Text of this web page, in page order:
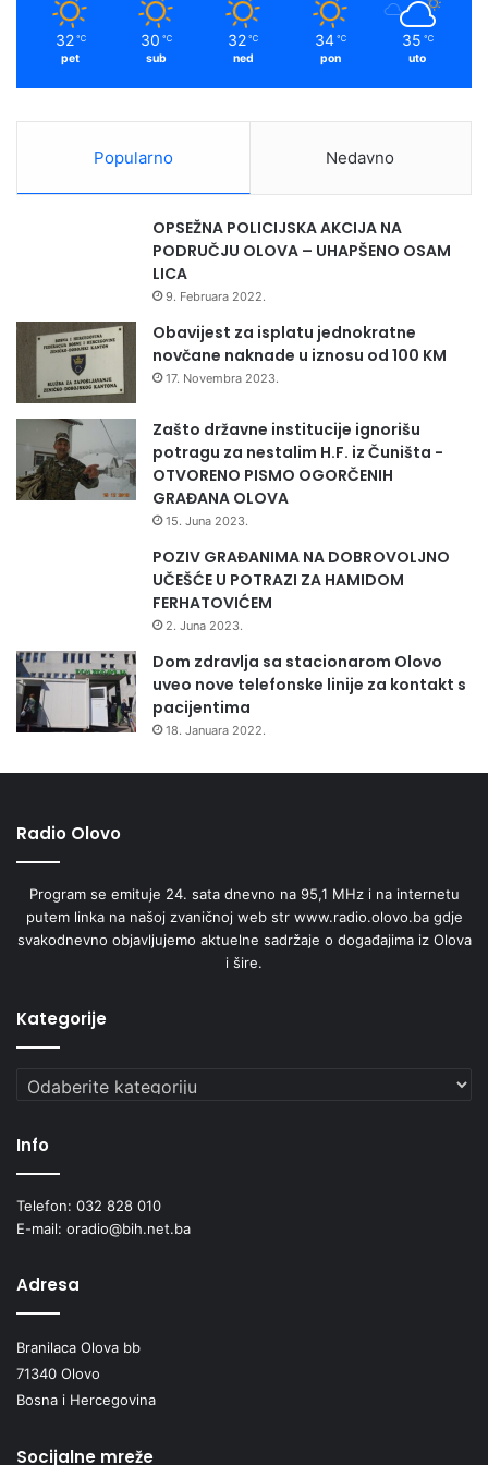
32 ℃
pet
30 ℃
sub
32 ℃
ned
34 ℃
pon
35 ℃
uto
Popularno Nedavno
OPSEŽNA POLICIJSKA AKCIJA NA
PODRUČJU OLOVA – UHAPŠENO OSAM
LICA
9. Februara 2022.
Obavijest za isplatu jednokratne
novčane naknade u iznosu od 100 KM
17. Novembra 2023.
Zašto državne institucije ignorišu
potragu za nestalim H.F. iz Čuništa -
OTVORENO PISMO OGORČENIH
GRAĐANA OLOVA
15. Juna 2023.
POZIV GRAĐANIMA NA DOBROVOLJNO
UČEŠĆE U POTRAZI ZA HAMIDOM
FERHATOVIĆEM
2. Juna 2023.
Dom zdravlja sa stacionarom Olovo
uveo nove telefonske linije za kontakt s
pacijentima
18. Januara 2022.
Radio Olovo
Program se emituje 24. sata dnevno na 95,1 MHz i na internetu
putem linka na našoj zvaničnoj web str www.radio.olovo.ba gdje
svakodnevno objavljujemo aktuelne sadržaje o događajima iz Olova
i šire.
Kategorije
Kategorije
Info
Telefon: 032 828 010
E-mail: oradio@bih.net.ba
Adresa
Branilaca Olova bb
71340 Olovo
Bosna i Hercegovina
Socijalne mreže